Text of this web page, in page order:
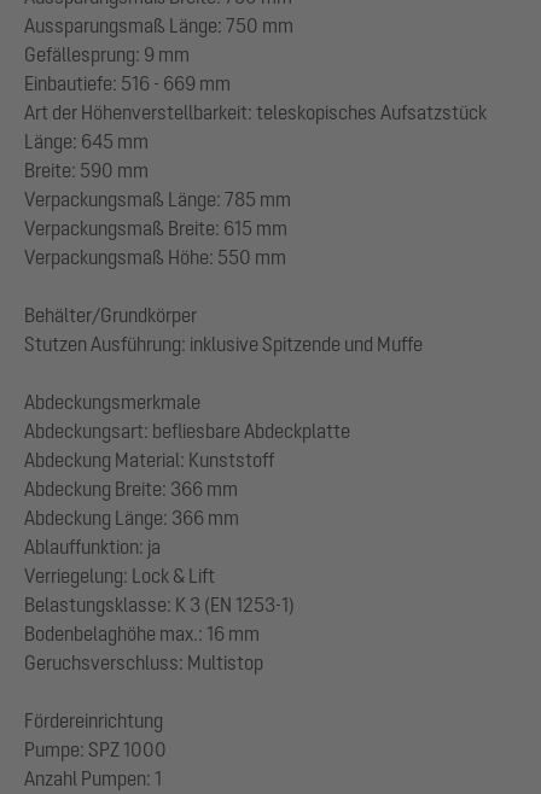
Aussparungsmaß Länge: 750 mm
Gefällesprung: 9 mm
Einbautiefe: 516 - 669 mm
Art der Höhenverstellbarkeit: teleskopisches Aufsatzstück
Länge: 645 mm
Breite: 590 mm
Verpackungsmaß Länge: 785 mm
Verpackungsmaß Breite: 615 mm
Verpackungsmaß Höhe: 550 mm
Behälter/Grundkörper
Stutzen Ausführung: inklusive Spitzende und Muffe
Abdeckungsmerkmale
Abdeckungsart: befliesbare Abdeckplatte
Abdeckung Material: Kunststoff
Abdeckung Breite: 366 mm
Abdeckung Länge: 366 mm
Ablauffunktion: ja
Verriegelung: Lock & Lift
Belastungsklasse: K 3 (EN 1253-1)
Bodenbelaghöhe max.: 16 mm
Geruchsverschluss: Multistop
Fördereinrichtung
Pumpe: SPZ 1000
Anzahl Pumpen: 1